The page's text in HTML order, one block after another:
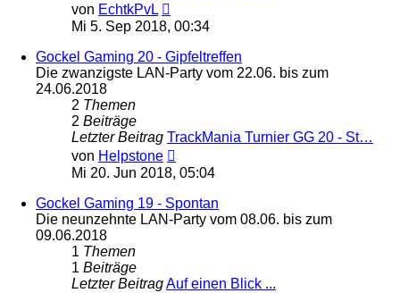
von EchtkPvL
Beitrag
Mi 5. Sep 2018, 00:34
Gockel Gaming 20 - Gipfeltreffen
Die zwanzigste LAN-Party vom 22.06. bis zum
24.06.2018
2 Themen
2 Beiträge
Letzter Beitrag TrackMania Turnier GG 20 - St…
von Helpstone
Beitrag
Mi 20. Jun 2018, 05:04
Gockel Gaming 19 - Spontan
Die neunzehnte LAN-Party vom 08.06. bis zum
09.06.2018
1 Themen
1 Beiträge
Letzter BeitragAuf einen Blick ...